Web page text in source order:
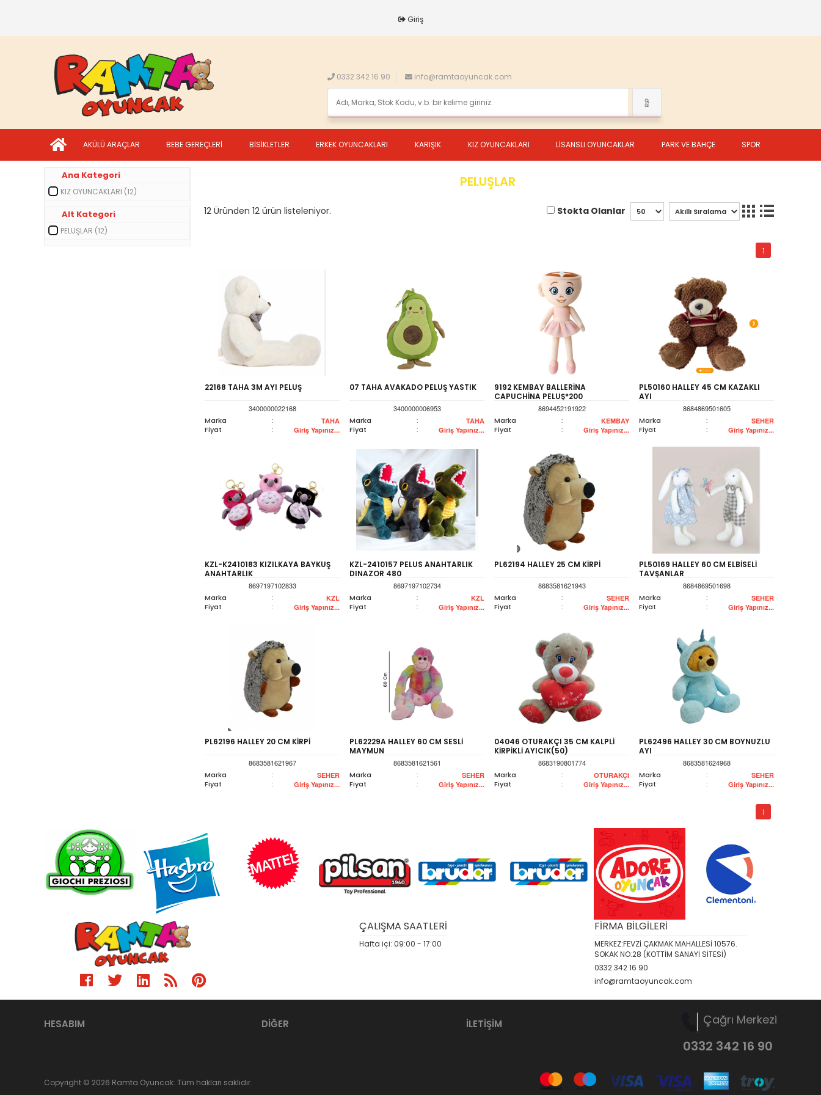
Giriş
0332 342 16 90 info@ramtaoyuncak.com
AKÜLÜ ARAÇLAR BEBE GEREÇLERİ BİSİKLETLER ERKEK OYUNCAKLARI KARIŞIK KIZ OYUNCAKLARI LİSANSLI OYUNCAKLAR PARK VE BAHÇE SPOR
Ana Kategori
KIZ OYUNCAKLARI (12)
Alt Kategori
PELUŞLAR (12)
PELUŞLAR
12 Üründen 12 ürün listeleniyor. Stokta Olanlar
1
22168 TAHA 3M AYI PELUŞ
3400000022168
Marka
: TAHA
Fiyat : Giriş Yapınız...
07 TAHA AVAKADO PELUŞ YASTIK
3400000006953
Marka
: TAHA
Fiyat : Giriş Yapınız...
9192 KEMBAY BALLERİNA
CAPUCHİNA PELUŞ*200
8694452191922
Marka
: KEMBAY
Fiyat : Giriş Yapınız...
PL50160 HALLEY 45 CM KAZAKLI
AYI
8684869501605
Marka
: SEHER
Fiyat : Giriş Yapınız...
KZL-K2410183 KIZILKAYA BAYKUŞ
ANAHTARLIK
8697197102833
Marka
: KZL
Fiyat : Giriş Yapınız...
KZL-2410157 PELUS ANAHTARLIK
DINAZOR 480
8697197102734
Marka
: KZL
Fiyat : Giriş Yapınız...
PL62194 HALLEY 25 CM KİRPİ
8683581621943
Marka
: SEHER
Fiyat : Giriş Yapınız...
PL50169 HALLEY 60 CM ELBİSELİ
TAVŞANLAR
8684869501698
Marka
: SEHER
Fiyat : Giriş Yapınız...
PL62196 HALLEY 20 CM KİRPİ
8683581621967
Marka
: SEHER
Fiyat : Giriş Yapınız...
PL62229A HALLEY 60 CM SESLİ
MAYMUN
8683581621561
Marka
: SEHER
Fiyat : Giriş Yapınız...
04046 OTURAKÇI 35 CM KALPLİ
KİRPİKLİ AYICIK(50)
8683190801774
Marka
: OTURAKÇI
Fiyat : Giriş Yapınız...
PL62496 HALLEY 30 CM BOYNUZLU
AYI
8683581624968
Marka
: SEHER
Fiyat : Giriş Yapınız...
1
ÇALIŞMA SAATLERİ
Hafta içi: 09:00 - 17:00
FİRMA BİLGİLERİ
MERKEZ:FEVZİ ÇAKMAK MAHALLESİ 10576.
SOKAK NO:28 (KOTTİM SANAYİ SİTESİ)
0332 342 16 90
info@ramtaoyuncak.com
HESABIM DİĞER İLETİŞİM Çağrı Merkezi
0332 342 16 90
Copyright © 2026 Ramta Oyuncak. Tüm hakları saklıdır.